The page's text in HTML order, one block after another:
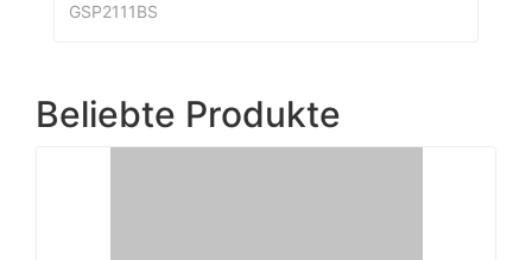
GSP2111BS
Beliebte Produkte